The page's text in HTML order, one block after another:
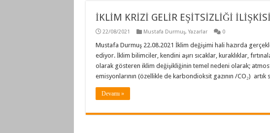
İKLİM KRİZİ GELİR EŞİTSİZLİĞİ İLİŞKİSİ
22/08/2021 Mustafa Durmuş,Yazarlar 0
Mustafa Durmuş 22.08.2021 İklim değişimi hali hazırda
ediyor. İklim bilimciler, kendini aşırı sıcaklar, kuraklıklar,
olarak gösteren iklim değişikliğinin temel nedeni olarak;
emisyonlarının (özellikle de karbondioksit gazının /CO₂)
Devamı »